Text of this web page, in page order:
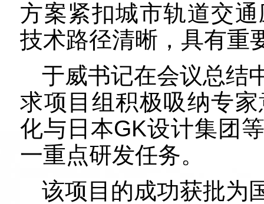
方案紧扣城市轨道交
技术路径清晰，具有重
于威书记在会议总结
求项目组积极吸纳专
化与日本GK设计集团
一重点研发任务。
该项目 的成功获批为